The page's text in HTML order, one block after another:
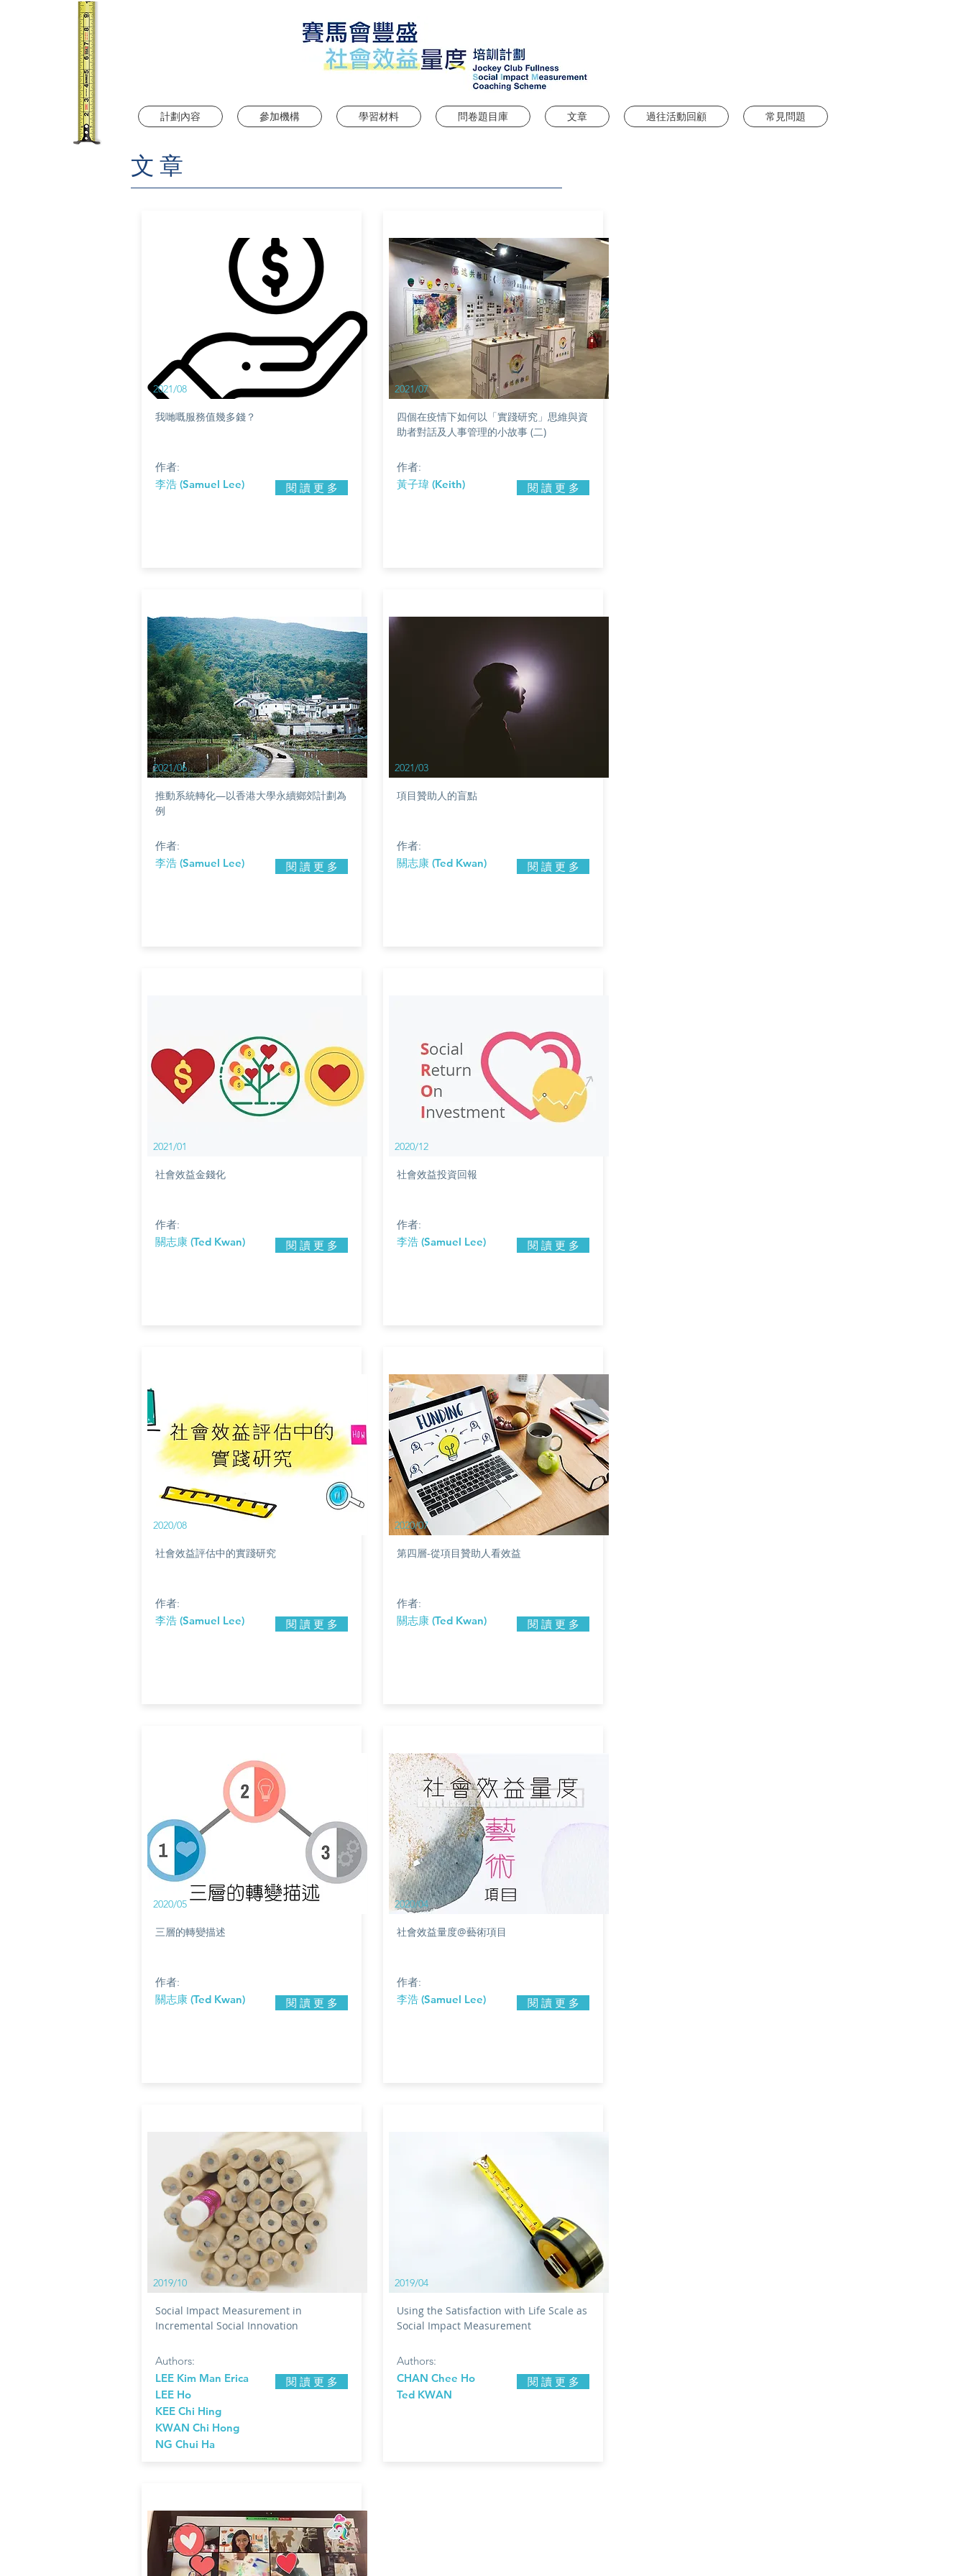
計劃內容 參加機構 學習材料 問卷題目庫 文章 過往活動回顧 常見問題
文章
2021/08
我哋嘅服務值幾多錢？
作者:
李浩 (Samuel Lee)
閱 讀 更 多
2021/06
推動系統轉化—以香港大學永續鄉郊計劃為
例
作者:
李浩 (Samuel Lee)
閱 讀 更 多
2021/01
社會效益金錢化
作者:
關志康 (Ted Kwan)
閱 讀 更 多
2020/08
社會效益評估中的實踐研究
作者:
李浩 (Samuel Lee)
閱 讀 更 多
2020/05
三層的轉變描述
作者:
關志康 (Ted Kwan)
閱 讀 更 多
2019/10
Social Impact Measurement in
Incremental Social Innovation
Authors:
LEE Kim Man Erica
LEE Ho
KEE Chi Hing
KWAN Chi Hong
NG Chui Ha
閱 讀 更 多
2021/07
四個在疫情下如何以「實踐研究」思維與資
助者對話及人事管理的小故事 (二)
作者:
黃子瑋 (Keith)
閱 讀 更 多
2021/03
項目贊助人的盲點
作者:
關志康 (Ted Kwan)
閱 讀 更 多
2020/12
社會效益投資回報
作者:
李浩 (Samuel Lee)
閱 讀 更 多
2020/07
第四層-從項目贊助人看效益
作者:
關志康 (Ted Kwan)
閱 讀 更 多
2020/04
社會效益量度@藝術項目
作者:
李浩 (Samuel Lee)
閱 讀 更 多
2019/04
Using the Satisfaction with Life Scale as
Social Impact Measurement
Authors:
CHAN Chee Ho
Ted KWAN
閱 讀 更 多